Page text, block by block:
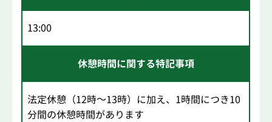
13:00
休憩時間に関する特記事項
法定休憩（12時～13時）に加え、1時間につき10
分間の休憩時間があります